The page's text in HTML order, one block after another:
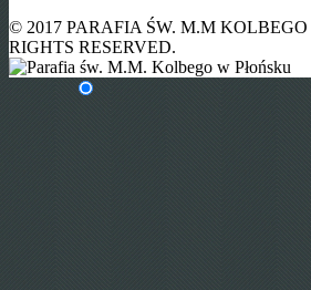
© 2017 PARAFIA ŚW. M.M
RIGHTS RESERVED.